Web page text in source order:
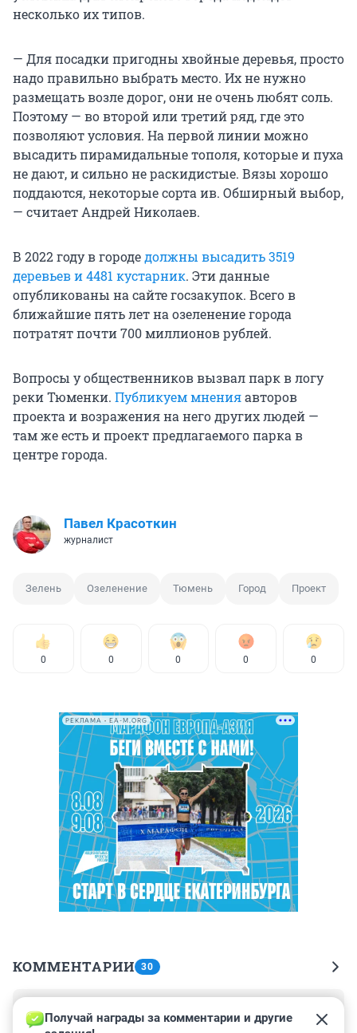
несколько их типов.
— Для посадки пригодны хвойные деревья, просто
надо правильно выбрать место. Их не нужно
размещать возле дорог, они не очень любят соль.
Поэтому — во второй или третий ряд, где это
позволяют условия. На первой линии можно
высадить пирамидальные тополя, которые и пуха
не дают, и сильно не раскидистые. Вязы хорошо
поддаются, некоторые сорта ив. Обширный выбор,
— считает Андрей Николаев.
В 2022 году в городедолжны высадить 3519
деревьев и 4481 кустарник. Эти данные
опубликованы на сайте госзакупок. Всего в
ближайшие пять лет на озеленение города
потратят почти 700 миллионов рублей.
Вопросы у общественников вызвал парк в логу
реки Тюменки. Публикуем мненияавторов
проекта и возражения на него других людей —
там же есть и проект предлагаемого парка в
центре города.
Павел Красоткин
журналист
Зелень Озеленение Тюмень Город Проект
0 0 0 0 0
РЕКЛАМА • EA-M.ORG
КОММЕНТАРИИ 30
28 февраля 2022, 01:09
Получай награды за комментарии и другие